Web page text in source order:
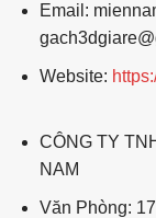
Email:
Website:
CÔNG TY
NAM
Văn Phòng: